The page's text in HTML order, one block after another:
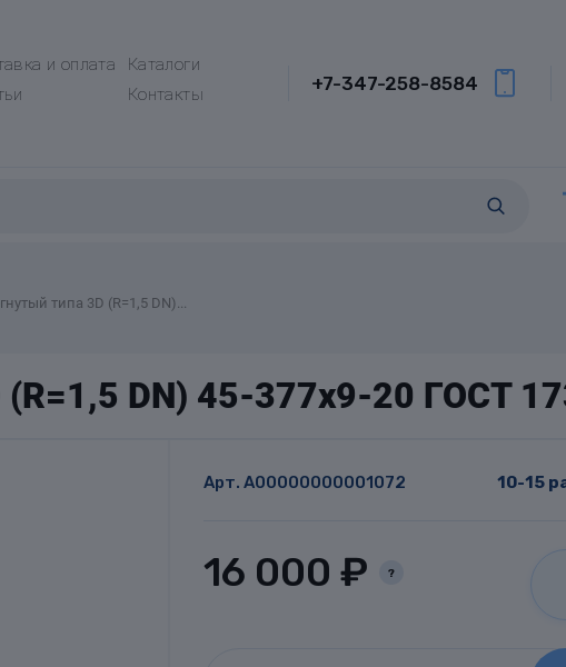
и оплата
Каталоги
Контакты
+7-347-258-8584
типа 3D (R=1,5 DN)...
(R=1,5 DN) 45-377х9-20 ГОСТ
Арт. A00000000001072 10-15
16 000 ₽ ?